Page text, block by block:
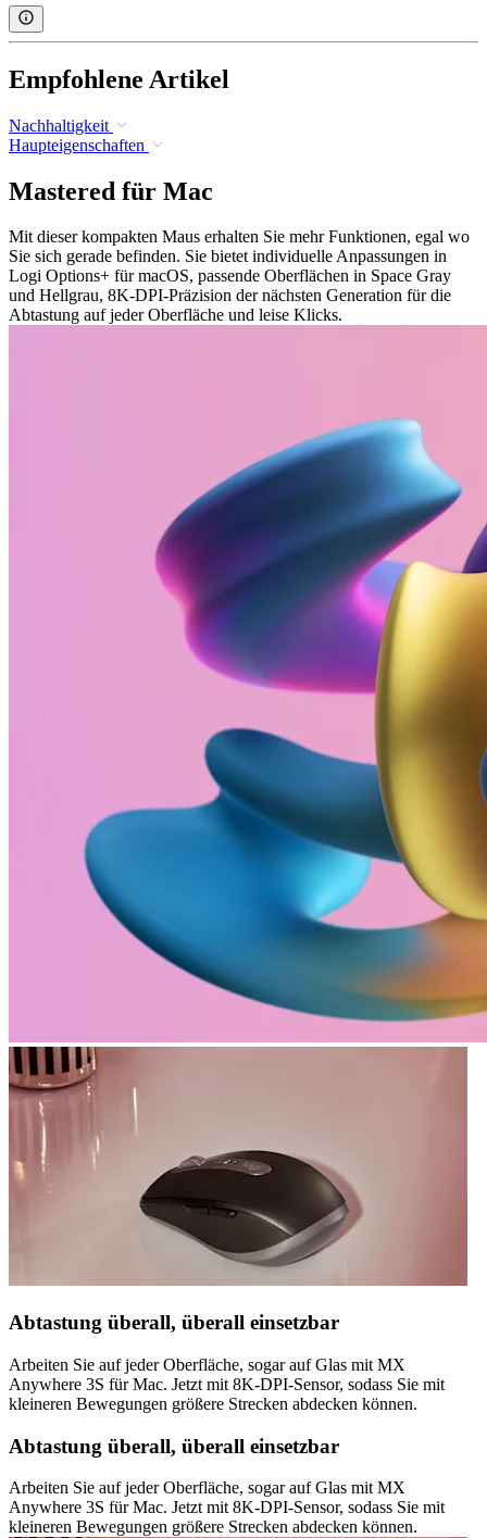
Empfohlene Artikel
Nachhaltigkeit
Haupteigenschaften
Mastered für Mac
Mit dieser kompakten Maus erhalten Sie mehr Funktionen, egal wo
Sie sich gerade befinden. Sie bietet individuelle Anpassungen in
Logi Options+ für macOS, passende Oberflächen in Space Gray
und Hellgrau, 8K-DPI-Präzision der nächsten Generation für die
Abtastung auf jeder Oberfläche und leise Klicks.
Abtastung überall, überall einsetzbar
Arbeiten Sie auf jeder Oberfläche, sogar auf Glas mit MX
Anywhere 3S für Mac. Jetzt mit 8K-DPI-Sensor, sodass Sie mit
kleineren Bewegungen größere Strecken abdecken können.
Abtastung überall, überall einsetzbar
Arbeiten Sie auf jeder Oberfläche, sogar auf Glas mit MX
Anywhere 3S für Mac. Jetzt mit 8K-DPI-Sensor, sodass Sie mit
kleineren Bewegungen größere Strecken abdecken können.